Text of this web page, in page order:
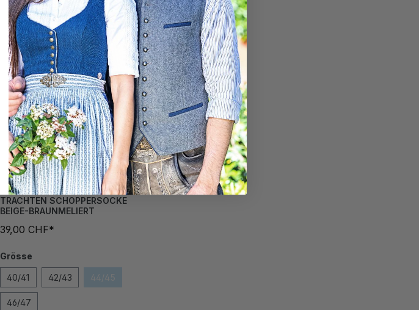
TRACHTEN SCHOPPERSOCKE
BEIGE-BRAUNMELIERT
39,00 CHF*
Grösse
40/41 42/43 44/45
46/47